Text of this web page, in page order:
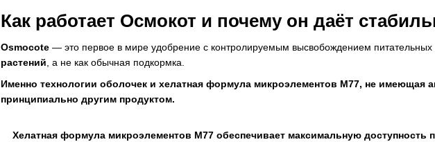
Как работает Осмокот и почему он даёт
Osmocote — это первое в мире удобрение с контролируемым высвобождением питательных
растений, а не как обычная подкормка.
Именно технологии оболочек и хелатная формула микроэлементов M77, не имеющая
принципиально другим продуктом.
Хелатная формула микроэлементов M77 обеспечивает максимальную доступность